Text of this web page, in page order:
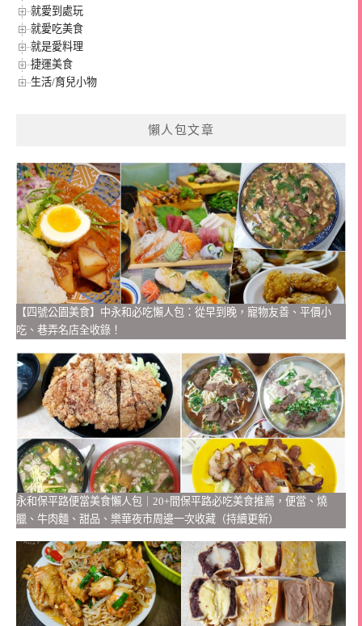
就愛到處玩
就愛吃美食
就是愛料理
捷運美食
生活/育兒小物
懶人包文章
【四號公園美食】中永和必吃懶人包：從早到晚，寵物友善、平價小
吃、巷弄名店全收錄！
永和保平路便當美食懶人包｜20+間保平路必吃美食推薦，便當、燒
臘、牛肉麵、甜品、樂華夜市周邊一次收藏（持續更新）